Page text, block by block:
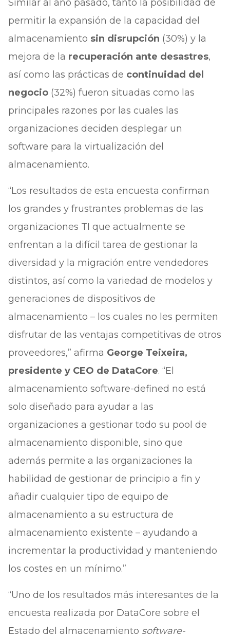
Similar al año pasado, tanto la posibilidad de
permitir la expansión de la capacidad del
almacenamiento sin disrupción (30%) y la
mejora de la recuperación ante desastres,
así como las prácticas de continuidad del
negocio(32%) fueron situadas como las
principales razones por las cuales las
organizaciones deciden desplegar un
software para la virtualización del
almacenamiento.
“Los resultados de esta encuesta confirman
los grandes y frustrantes problemas de las
organizaciones TI que actualmente se
enfrentan a la difícil tarea de gestionar la
diversidad y la migración entre vendedores
distintos, así como la variedad de modelos y
generaciones de dispositivos de
almacenamiento – los cuales no les permiten
disfrutar de las ventajas competitivas de otros
proveedores,” afirma George Teixeira,
presidente y CEO de DataCore. “El
almacenamiento software-defined no está
solo diseñado para ayudar a las
organizaciones a gestionar todo su pool de
almacenamiento disponible, sino que
además permite a las organizaciones la
habilidad de gestionar de principio a fin y
añadir cualquier tipo de equipo de
almacenamiento a su estructura de
almacenamiento existente – ayudando a
incrementar la productividad y manteniendo
los costes en un mínimo.”
“Uno de los resultados más interesantes de la
encuesta realizada por DataCore sobre el
Estado del almacenamiento software-